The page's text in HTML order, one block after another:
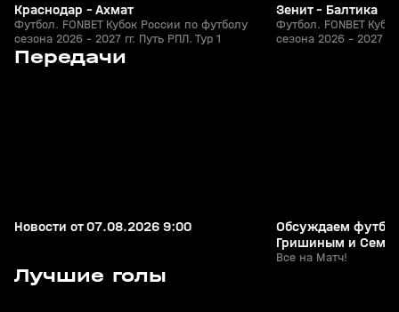
Краснодар - Ахмат
Футбол. FONBET Кубок России по футболу
сезона 2026 - 2027 гг. Путь РПЛ. Тур 1
Зенит - Балтика
Футбол. FONBET
сезона 2026 - 2027
Передачи
Сегодня, 10:47
Новости от 07.08.2026 9:00
Обсуждаем
Гришиным и
Все на Матч!
Лучшие голы
26 июл, 21:49